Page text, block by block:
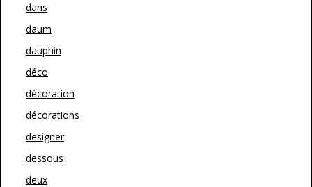
dans
daum
dauphin
déco
décoration
décorations
designer
dessous
deux